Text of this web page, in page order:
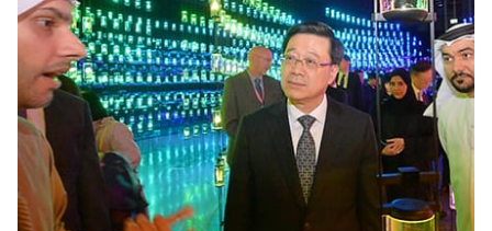
香港優勢
大灣區
沙特阿拉伯
阿拉伯聯合酋長國
迪拜
國際金融中心
樞紐角色
綠色金融